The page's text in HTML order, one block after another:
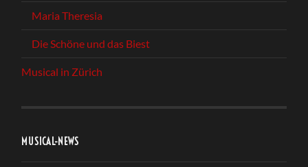
Maria Theresia
Die Schöne und das Biest
Musical in Zürich
MUSICAL-NEWS